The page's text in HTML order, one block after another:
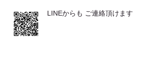
LINEからも ご連絡頂けます